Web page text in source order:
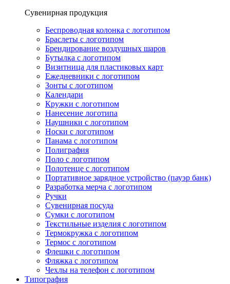
Сувенирная продукция
Беспроводная колонка с логотипом
Браслеты с логотипом
Брендирование воздушных шаров
Бутылка с логотипом
Визитница для пластиковых карт
Ежедневники с логотипом
Зонты с логотипом
Календари
Кружки с логотипом
Нанесение логотипа
Наушники с логотипом
Носки с логотипом
Панама с логотипом
Полиграфия
Поло с логотипом
Полотенце с логотипом
Портативное зарядное устройство (пауэр банк)
Разработка мерча с логотипом
Ручки
Сувенирная посуда
Сумки с логотипом
Текстильные изделия с логотипом
Термокружка с логотипом
Термос с логотипом
Флешки с логотипом
Фляжка с логотипом
Чехлы на телефон с логотипом
Типография